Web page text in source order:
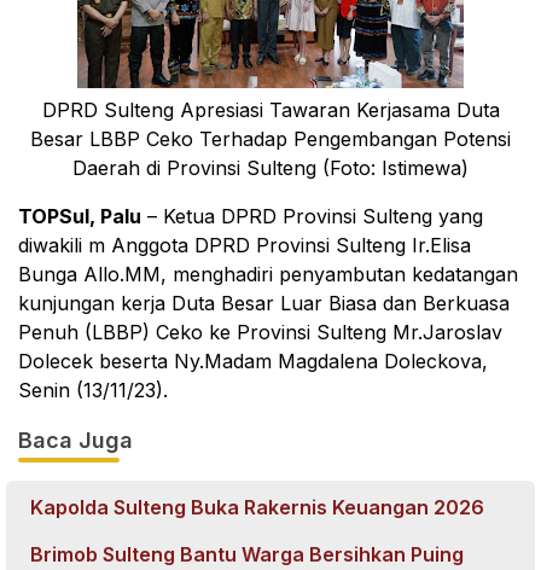
DPRD Sulteng Apresiasi Tawaran Kerjasama Duta
Besar LBBP Ceko Terhadap Pengembangan Potensi
Daerah di Provinsi Sulteng (Foto: Istimewa)
TOPSul, Palu – Ketua DPRD Provinsi Sulteng yang
diwakili m Anggota DPRD Provinsi Sulteng Ir.Elisa
Bunga Allo.MM, menghadiri penyambutan kedatangan
kunjungan kerja Duta Besar Luar Biasa dan Berkuasa
Penuh (LBBP) Ceko ke Provinsi Sulteng Mr.Jaroslav
Dolecek beserta Ny.Madam Magdalena Doleckova,
Senin (13/11/23).
Baca Juga
Kapolda Sulteng Buka Rakernis Keuangan 2026
Brimob Sulteng Bantu Warga Bersihkan Puing